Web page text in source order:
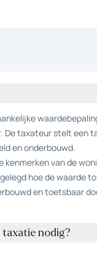
De taxateur stelt een
en onderbouwd.
kenmerken van de
hoe de waarde
en toetsbaar
taxatie nodig?